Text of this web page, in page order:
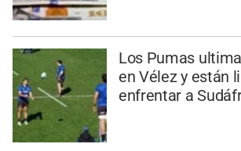
Los Pumas
en Vélez y están
enfrentar a